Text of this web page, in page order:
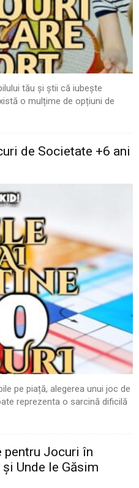
tău și știi că iubește
o mulțime de opțiuni de
de Societate +6 ani
pe piață, alegerea unui joc de
reprezenta o sarcină dificilă
pentru Jocuri în
Unde le Găsim